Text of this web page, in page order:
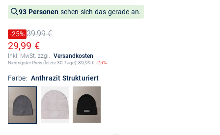
93 Personen sehen sich das gerade an.
Preis reduziert um
-25%
Alter Preis39,99 €
Ermäßigter Preis
29,99 €
Inkl. MwSt. zzgl. Versandkosten
Niedrigster Preis (letzte 30 Tage):39,99€ -25%
Farbe: Anthrazit Strukturiert